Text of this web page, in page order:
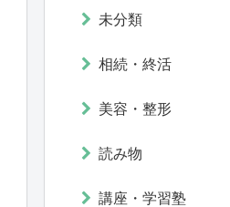
未分類
相続・終活
美容・整形
読み物
講座・学習塾